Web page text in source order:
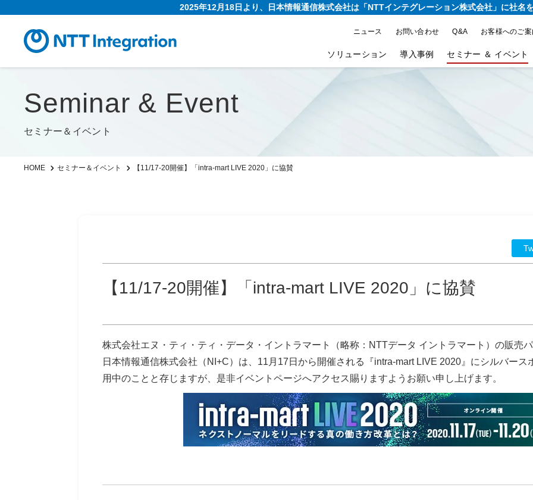
2025年12月18日より、日本情報通信株式会社は「NTTインテグレーション株式会社」に社名
ニュース お問い合わせ Q&A お客様へのご
ソリューション 導入事例 セミナー ＆ イベント
Seminar & Event
セミナー＆イベント
HOME セミナー＆イベント 【11/17-20開催】「intra-mart LIVE 2020」に協賛
【11/17-20開催】「intra-mart LIVE 2020」に協賛
株式会社エヌ・ティ・ティ・データ・イントラマート（略称：NTTデータ イントラマート）の販売
日本情報通信株式会社（NI+C）は、11月17日から開催される『intra-mart LIVE 2020』にシルバー
用中のことと存じますが、是非イベントページへアクセス賜りますようお願い申し上げます。